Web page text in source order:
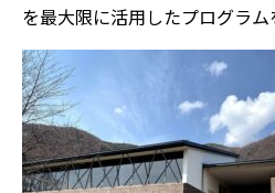
を最大限に活用したプログラム